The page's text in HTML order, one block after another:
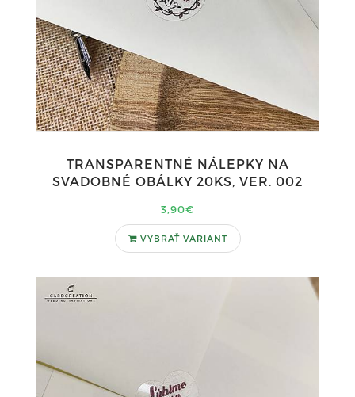
TRANSPARENTNÉ NÁLEPKY NA
SVADOBNÉ OBÁLKY 20KS, VER. 002
3,90€
VYBRAŤ VARIANT